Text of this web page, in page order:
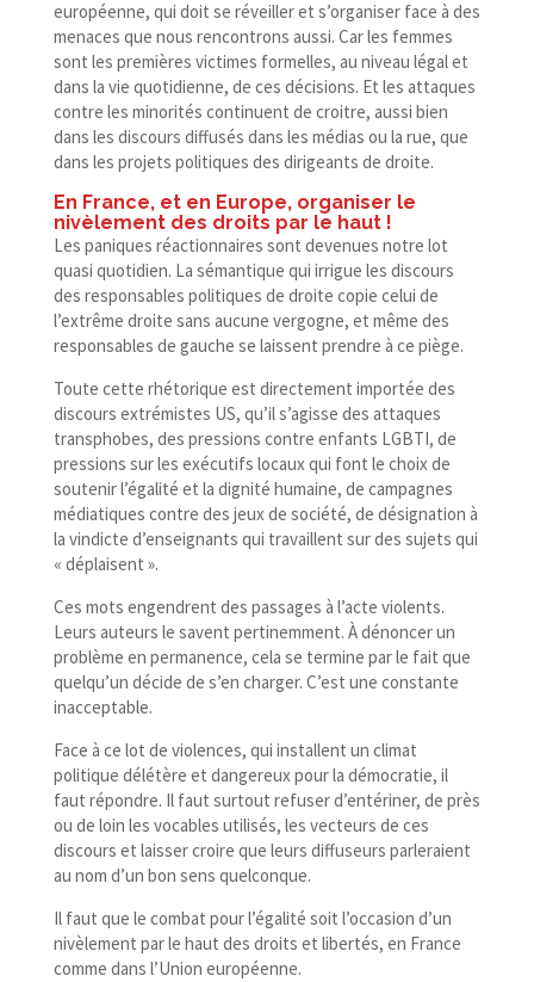
européenne, qui doit se réveiller et s’organiser face à des
menaces que nous rencontrons aussi. Car les femmes
sont les premières victimes formelles, au niveau légal et
dans la vie quotidienne, de ces décisions. Et les attaques
contre les minorités continuent de croitre, aussi bien
dans les discours diffusés dans les médias ou la rue, que
dans les projets politiques des dirigeants de droite.
En France, et en Europe, organiser le
nivèlement des droits par le haut !
Les paniques réactionnaires sont devenues notre lot
quasi quotidien. La sémantique qui irrigue les discours
des responsables politiques de droite copie celui de
l’extrême droite sans aucune vergogne, et même des
responsables de gauche se laissent prendre à ce piège.
Toute cette rhétorique est directement importée des
discours extrémistes US, qu’il s’agisse des attaques
transphobes, des pressions contre enfants LGBTI, de
pressions sur les exécutifs locaux qui font le choix de
soutenir l’égalité et la dignité humaine, de campagnes
médiatiques contre des jeux de société, de désignation à
la vindicte d’enseignants qui travaillent sur des sujets qui
« déplaisent ».
Ces mots engendrent des passages à l’acte violents.
Leurs auteurs le savent pertinemment. À dénoncer un
problème en permanence, cela se termine par le fait que
quelqu’un décide de s’en charger. C’est une constante
inacceptable.
Face à ce lot de violences, qui installent un climat
politique délétère et dangereux pour la démocratie, il
faut répondre. Il faut surtout refuser d’entériner, de près
ou de loin les vocables utilisés, les vecteurs de ces
discours et laisser croire que leurs diffuseurs parleraient
au nom d’un bon sens quelconque.
Il faut que le combat pour l’égalité soit l’occasion d’un
nivèlement par le haut des droits et libertés, en France
comme dans l’Union européenne.